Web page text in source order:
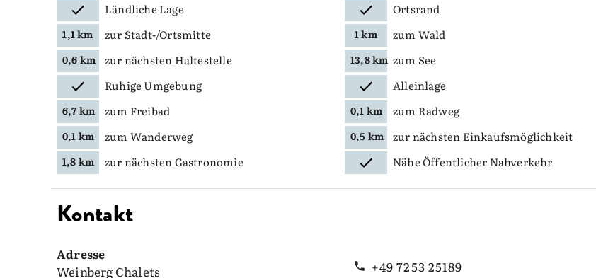
Ländliche Lage
Ortsrand
1,1 km zur Stadt-/Ortsmitte 1 km zum Wald
0,6 km zur nächsten Haltestelle 13,8 km zum See
Ruhige Umgebung
Alleinlage
6,7 km zum Freibad 0,1 km zum Radweg
0,1 km zum Wanderweg 0,5 km zur nächsten Einkaufsmöglichkeit
1,8 km zur nächsten Gastronomie Nähe Öffentlicher Nahverkehr
Kontakt
Adresse
Weinberg Chalets
+49 7253 25189